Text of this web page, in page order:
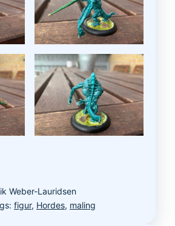
Weber-Lauridsen
figur, Hordes, maling